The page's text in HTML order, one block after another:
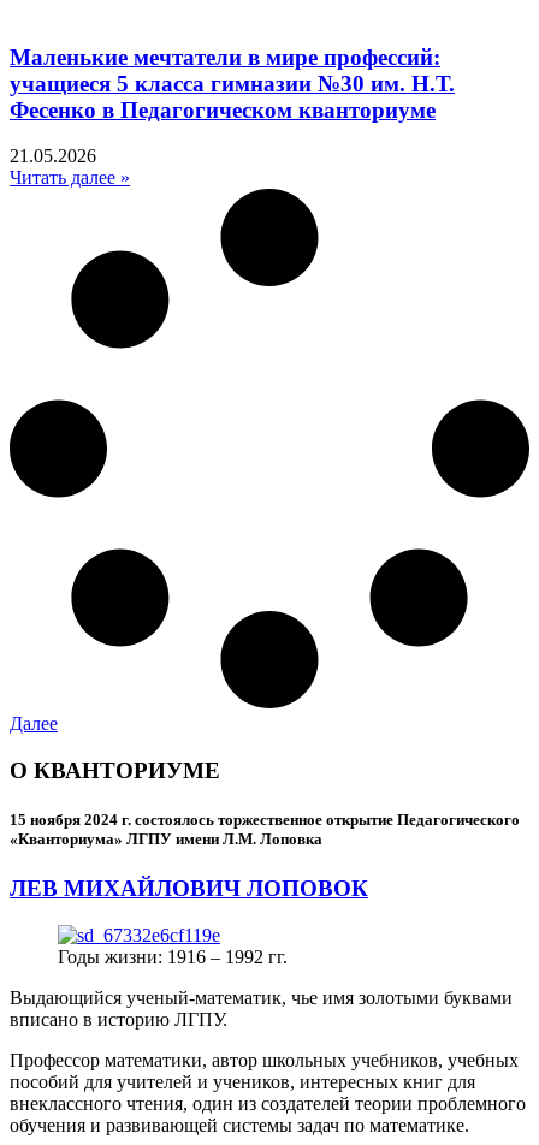
Маленькие мечтатели в мире профессий:
учащиеся 5 класса гимназии №30 им. Н.Т.
Фесенко в Педагогическом кванториуме
21.05.2026
Читать далее »
Далее
О КВАНТОРИУМЕ
15 ноября 2024 г. состоялось торжественное открытие Педагогического
«Кванториума» ЛГПУ имени Л.М. Лоповка
ЛЕВ МИХАЙЛОВИЧ ЛОПОВОК
Годы жизни: 1916 – 1992 гг.
Выдающийся ученый-математик, чье имя золотыми буквами
вписано в историю ЛГПУ.
Профессор математики, автор школьных учебников, учебных
пособий для учителей и учеников, интересных книг для
внеклассного чтения, один из создателей теории проблемного
обучения и развивающей системы задач по математике.